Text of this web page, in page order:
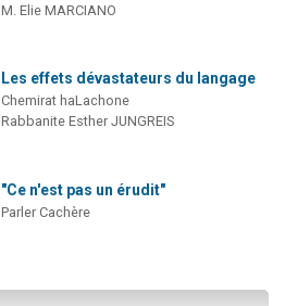
M. Elie MARCIANO
Les effets dévastateurs du langage
Chemirat haLachone
Rabbanite Esther JUNGREIS
"Ce n'est pas un érudit"
Parler Cachère